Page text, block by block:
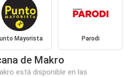
Mayorista Parodi
de Makro
está disponible en las